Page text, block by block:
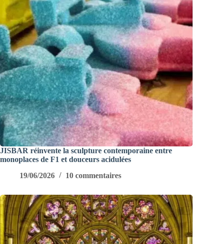
JISBAR réinvente la sculpture contemporaine entre
monoplaces de F1 et douceurs acidulées
19/06/2026
10 commentaires